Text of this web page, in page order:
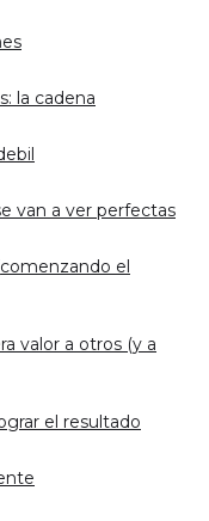
la cadena
van a ver perfectas
el
valor a otros (y a
el resultado